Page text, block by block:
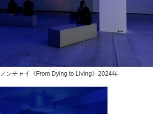
ンチャイ《From Dying to Living》2024年